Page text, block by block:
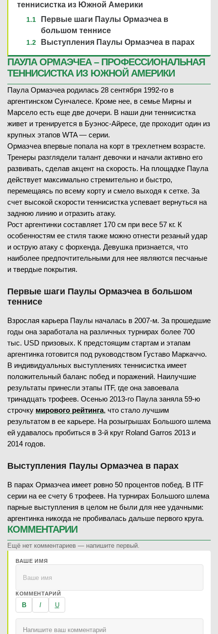
теннисистка из Южной Америки
Первые шаги Паулы Ормаэчеа в
большом теннисе
Выступления Паулы Ормаэчеа в парах
ПАУЛА ОРМАЭЧЕА – ПРОФЕССИОНАЛЬНАЯ
ТЕННИСИСТКА ИЗ ЮЖНОЙ АМЕРИКИ
Паула Ормаэчеа родилась 28 сентября 1992-го в
аргентинском Сунчалесе. Кроме нее, в семье Мирны и
Марсело есть еще две дочери. В наши дни теннисистка
живет и тренируется в Буэнос-Айресе, где проходит один из
крупных этапов WTA — серии.
Ормаэчеа впервые попала на корт в трехлетнем возрасте.
Тренеры разглядели талант девочки и начали активно его
развивать, сделав акцент на скорость. На площадке Паула
действует максимально стремительно и быстро,
перемещаясь по всему корту и смело выходя к сетке. За
счет высокой скорости теннисистка успевает вернуться на
заднюю линию и отразить атаку.
Рост аргентинки составляет 170 см при весе 57 кг. К
особенностям ее стиля также можно отнести резаный удар
и острую атаку с форхенда. Девушка признается, что
наиболее предпочтительными для нее являются песчаные
и твердые покрытия.
Первые шаги Паулы Ормаэчеа в большом
теннисе
Взрослая карьера Паулы началась в 2007-м. За прошедшие
годы она заработала на различных турнирах более 700
тыс. USD призовых. К предстоящим стартам и этапам
аргентинка готовится под руководством Густаво Маркаччо.
В индивидуальных выступлениях теннисистка имеет
положительный баланс побед и поражений. Наилучшие
результаты принесли этапы ITF, где она завоевала
тринадцать трофеев. Осенью 2013-го Паула заняла 59-ю
строчку мирового рейтинга, что стало лучшим
результатом в ее карьере. На розыгрышах Большого шлема
ей удавалось пробиться в 3-й круг Roland Garros 2013 и
2014 годов.
Выступления Паулы Ормаэчеа в парах
В парах Ормаэчеа имеет ровно 50 процентов побед. В ITF
серии на ее счету 6 трофеев. На турнирах Большого шлема
парные выступления в целом не были для нее удачными:
аргентинка никогда не пробивалась дальше первого круга.
КОММЕНТАРИИ
Ещё нет комментариев — напишите первый.
ВАШЕ ИМЯ
КОММЕНТАРИЙ
B I U